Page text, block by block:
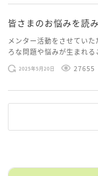
皆さまのお悩みを読
メンター活動をさせてい
ろな問題や悩みが生まれ
のお悩みを読みながら 「
だけじゃないんだな」と、
2025年5月20日 27655